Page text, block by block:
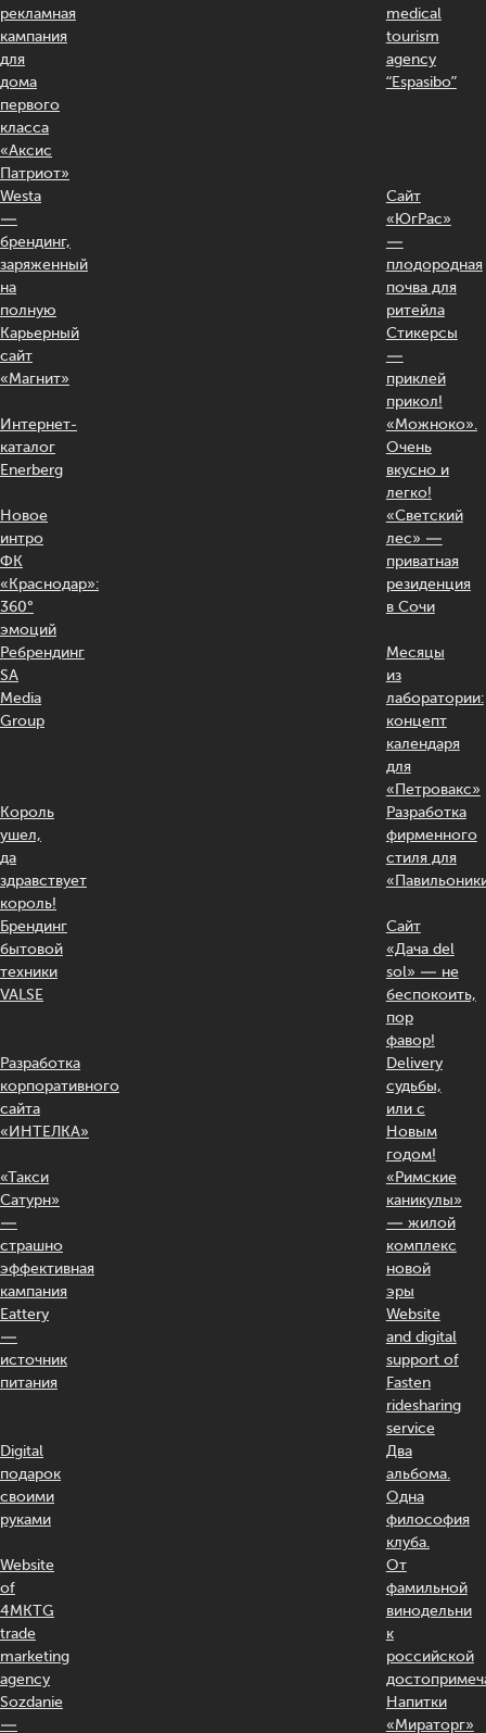
рекламная
кампания
для
дома
первого
класса
«Аксис
Патриот»
medical
tourism
agency
“Espasibo”
Westa
—
брендинг,
заряженный
на
полную
Сайт
«ЮгРас»
—
плодородная
почва для
ритейла
Карьерный
сайт
«Магнит»
Стикерсы
—
приклей
прикол!
Интернет-
каталог
Enerberg
«Можноко».
Очень
вкусно и
легко!
Новое
интро
ФК
«Краснодар»:
360°
эмоций
«Светский
лес» —
приватная
резиденция
в Сочи
Ребрендинг
SA
Media
Group
Месяцы
из
лаборатории:
концепт
календаря
для
«Петровакс»
Король
ушел,
да
здравствует
король!
Разработка
фирменного
стиля для
Брендинг
бытовой
техники
VALSE
Сайт
«Дача del
sol» — не
беспокоить,
пор
фавор!
Разработка
корпоративного
сайта
«ИНТЕЛКА»
Delivery
судьбы,
или с
Новым
годом!
«Такси
Сатурн»
—
страшно
эффективная
кампания
«Римские
каникулы»
— жилой
комплекс
новой
эры
Eattery
—
источник
питания
Website
and digital
support of
Fasten
ridesharing
service
Digital
подарок
своими
руками
Два
альбома.
Одна
философия
клуба.
Website
of
4MKTG
trade
marketing
agency
От
фамильной
винодельни
к
российской
Sozdanie
—
Напитки
«Мираторг»